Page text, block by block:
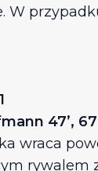
W
47’,
wraca
rywalem